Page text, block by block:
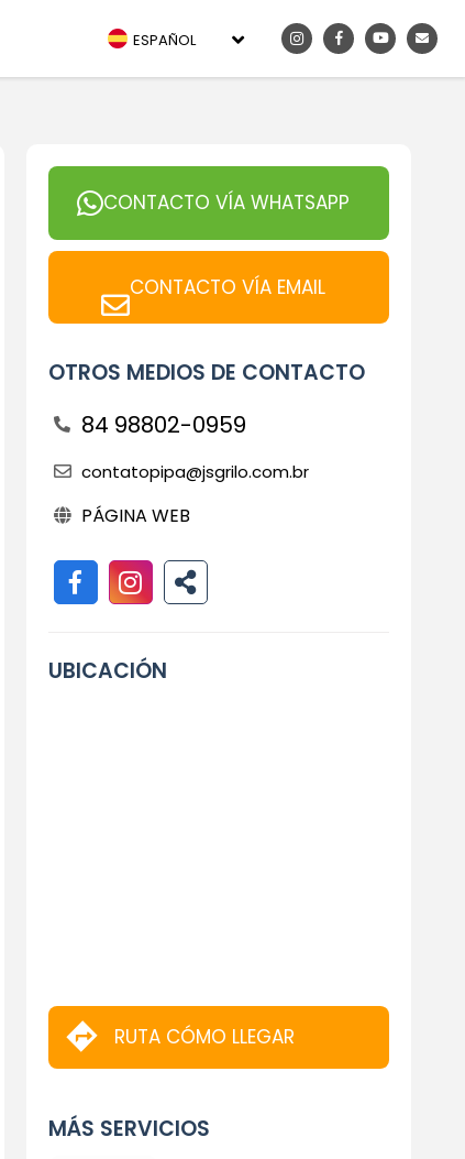
ESPAÑOL
CONTACTO VÍA WHATSAPP
CONTACTO VÍA EMAIL
OTROS MEDIOS DE CONTACTO
84 98802-0959
contatopipa@jsgrilo.com.br
PÁGINA WEB
UBICACIÓN
RUTA CÓMO LLEGAR
MÁS SERVICIOS